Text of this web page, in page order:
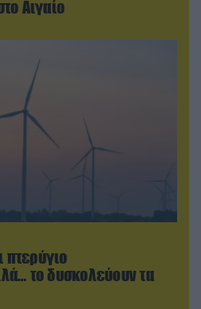
Αιγαίο
το δυσκολεύουν τα